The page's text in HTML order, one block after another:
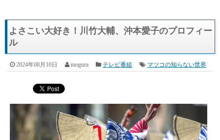
よさこい大好き！川竹大輔、沖本愛子のプロフィー
ル
2024年08月10日 mogura テレビ番組 マツコの知らない世界